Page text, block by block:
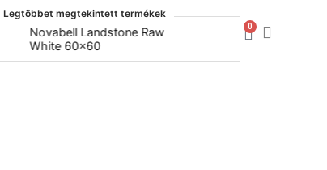
Legtöbbet megtekintett termékek
Novabell Landstone Raw
White 60x60
0